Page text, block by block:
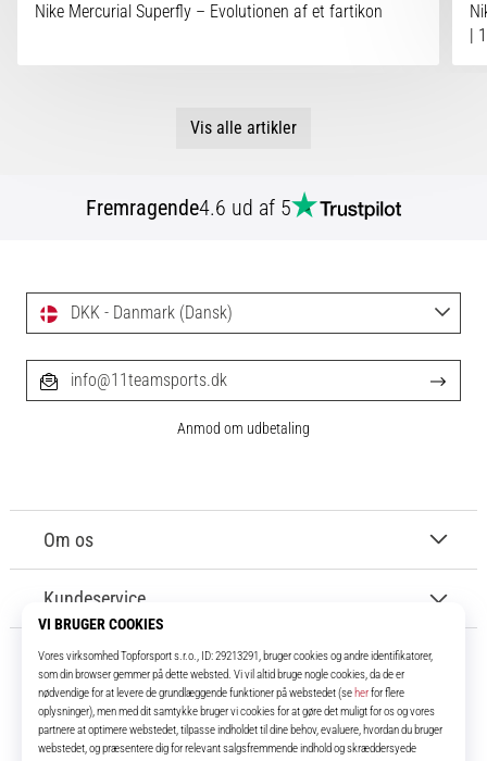
Nike Mercurial Superfly – Evolutionen af et fartikon
|
Vis alle artikler
Fremragende4.6 ud af 5
11teamsports.dk
I over 16 år har vi været dine holdkammerater og bringer dig de bedste og
nyeste fodboldprodukter.
Om os
Kundeservice
DKK - Danmark (Dansk)
info@11teamsports.dk
Anmod om udbetaling